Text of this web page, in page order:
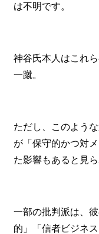
は不明です。
神谷氏本人はこれ
一蹴。
ただし、このよう
が「保守的かつ対
た影響もあると見ら
一部の批判派は、
的」「信者ビジネ